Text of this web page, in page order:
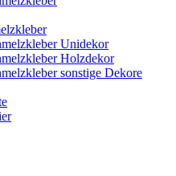
Unidekor
Holzdekor
sonstige Dekore